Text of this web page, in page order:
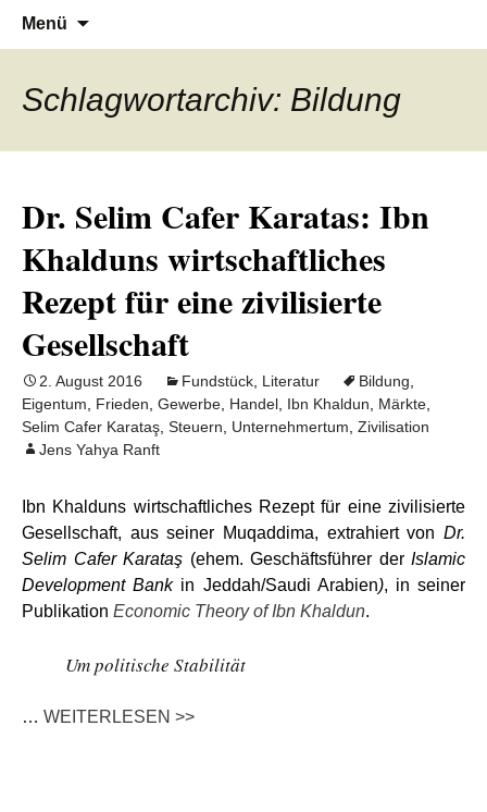
Al-Adala.de
Denn die Gerechtigkeit ist die Grundlage
von allem
Menü
Schlagwortarchiv: Bildung
Dr. Selim Cafer Karatas: Ibn
Khalduns wirtschaftliches
Rezept für eine zivilisierte
Gesellschaft
2. August 2016 Fundstück Literatur Bildung
Eigentum
Frieden Gewerbe Handel Ibn Khaldun Märkte
Selim Cafer Karataş Steuern Unternehmertum Zivilisation
Jens Yahya Ranft
Ibn Khalduns wirtschaftliches Rezept für eine zivilisierte
Gesellschaft, aus seiner Muqaddima, extrahiert von Dr.
Selim Cafer Karataş (ehem. Geschäftsführer der Islamic
Development Bankin Jeddah/Saudi Arabien), in seiner
Publikation Economic Theory of Ibn Khaldun.
Um politische Stabilität
… WEITERLESEN >>